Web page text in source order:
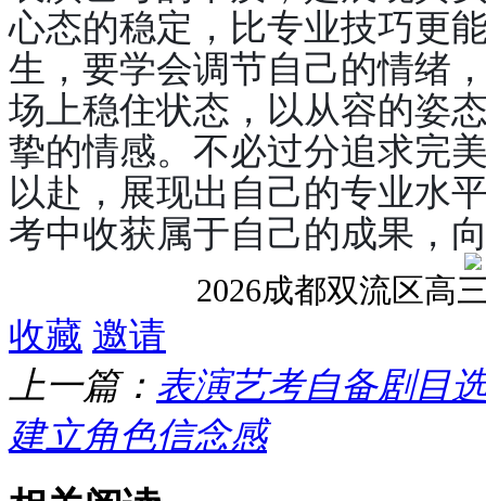
心态的稳定，比专业技巧更
生，要学会调节自己的情绪
场上稳住状态，以从容的姿
挚的情感。不必过分追求完
以赴，展现出自己的专业水
考中收获属于自己的成果，
2026成都双流区高
收藏 邀请
上一篇： 表演艺考自备剧目
建立角色信念感